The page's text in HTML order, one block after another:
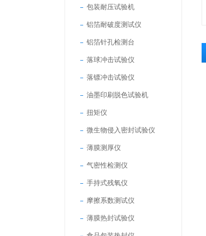
包装耐压试验机
铝箔耐破度测试仪
铝箔针孔检测台
落球冲击试验仪
落镖冲击试验仪
油墨印刷脱色试验机
扭矩仪
微生物侵入密封试验仪
薄膜测厚仪
气密性检测仪
手持式残氧仪
摩擦系数测试仪
薄膜热封试验仪